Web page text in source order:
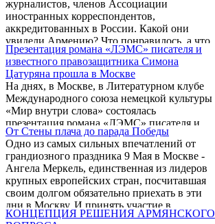
будут исполнять роли в художественной
части фильма”,- сказала директор программ
международного кинофестиваля “Золотой
абрикос” Микаел Стамболцян. “Мы хотели
даже организовать “special event” и показать
фильм ...
журналистов, членов Ассоциации
иностранных корреспондентов,
аккредитованных в России. Какой они
увидели Армению? Что понравилось, а что
разочаровало? Об этом - в репортаже из
Еревана.
Презентация романа «ЛЭМС» писателя и
известного правозащитника Симона
Цатуряна прошла в Москве
На днях, в Москве, в Литературном клубе
Международного союза немецкой культуры
«Мир внутри слова» состоялась
презентация романа «ЛЭМС» писателя и
известного правозащитника Симона
Цатуряна.
От Стены плача до парада Победы
Одно из самых сильных впечатлений от
грандиозного праздника 9 Мая в Москве -
Ангела Меркель, единственная из лидеров
крупных европейских стран, посчитавшая
своим долгом обязательно приехать в эти
дни в Москву. И принять участие в
празднике, несмотря на сложную ситуацию
КОНЦЕПЦИЯ РЕШЕНИЯ АРМЯНСКОГО